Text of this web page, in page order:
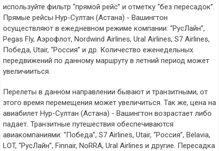
используйте фильтр “прямой рейс” и отметку “без пересадок”.
Прямые рейсы Нур-Султан (Астана) - Вашингтон
осуществляют в ежедневном режиме компании: “РусЛайн”,
Pegas Fly, Аэрофлот, Nordwind Airlines, Ural Airlines, S7 Airlines,
Победа, Utair, “Россия” и др. Количество еженедельных
передвижений по данному маршруту в летний период может
увеличииться.
Перелеты в данном направлении бывают и транзитными, от
этого время перемещения может увеличиться. Так же, цена на
авиабилет Нур-Султан (Астана) - Вашингтон возрастает либо
падает. Транзитные путешествия обеспечиваются
авиакомпаниями: “Победа”, S7 Airlines, Utair, “Россия”, Belavia,
LOT, “РусЛайн”, Finnair, NoRRA, Ural Airlines и другие. Пересадка